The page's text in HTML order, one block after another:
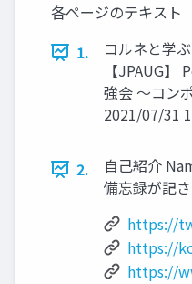
各ページのテキスト
1.
コルネと学
【JPAUG
強会 ～コン
2021/07/31 1
2.
自己紹介
備忘録が記
https://
https://
https://